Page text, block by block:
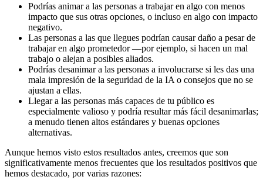
Podrías animar a las personas a trabajar en algo con menos
impacto que sus otras opciones, o incluso en algo con impacto
negativo.
Las personas a las que llegues podrían causar daño a pesar de
trabajar en algo prometedor —por ejemplo, si hacen un mal
trabajo o alejan a posibles aliados.
Podrías desanimar a las personas a involucrarse si les das una
mala impresión de la seguridad de la IA o consejos que no se
ajustan a ellas.
Llegar a las personas más capaces de tu público es
especialmente valioso y podría resultar más fácil desanimarlas;
a menudo tienen altos estándares y buenas opciones
alternativas.
Aunque hemos visto estos resultados antes, creemos que son
significativamente menos frecuentes que los resultados positivos que
hemos destacado, por varias razones: